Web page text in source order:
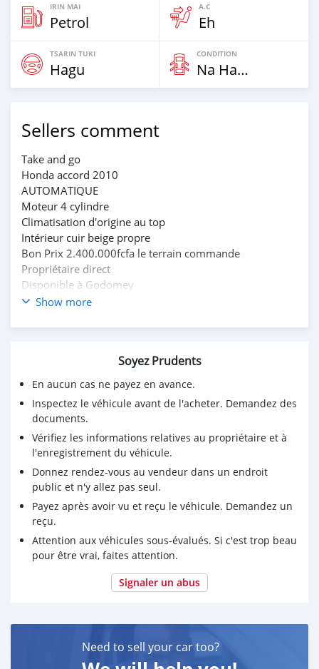
IRIN MAI
Petrol
A.C
Eh
TSARIN TUKI
Hagu
CONDITION
Na Hannu
Sellers comment
Take and go
Honda accord 2010
AUTOMATIQUE
Moteur 4 cylindre
Climatisation d'origine au top
Intérieur cuir beige propre
Bon Prix 2.400.000fcfa le terrain commande
Propriétaire direct
Disponible à Godomey
Interreser inbox 0196062987 Whatsapp et appel direct
Show more
Soyez Prudents
En aucun cas ne payez en avance.
Inspectez le véhicule avant de l'acheter. Demandez des
documents.
Vérifiez les informations relatives au propriétaire et à
l'enregistrement du véhicule.
Donnez rendez-vous au vendeur dans un endroit
public et n'y allez pas seul.
Payez après avoir vu et reçu le véhicule. Demandez un
reçu.
Attention aux véhicules sous-évalués. Si c'est trop beau
pour être vrai, faites attention.
Signaler un abus
Need to sell your car too?